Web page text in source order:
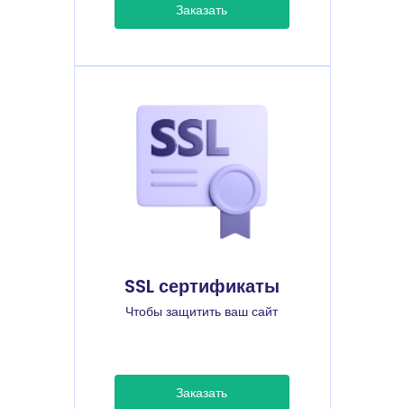
Заказать
SSL сертификаты
Чтобы защитить ваш сайт
Заказать